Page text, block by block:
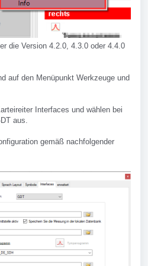
die Version 4.2.0, 4.3.0 oder 4.4.0
auf den Menüpunkt Werkzeuge und
Interfaces und wählen bei
aus.
gemäß nachfolgender